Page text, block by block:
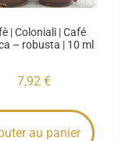
| Coloniali | Café
– robusta | 10 ml
7,92 €
au panier